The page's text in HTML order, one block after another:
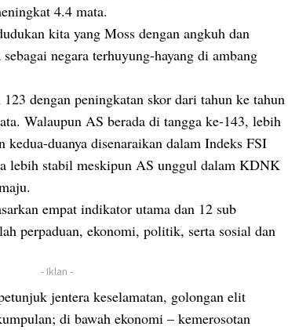
4.4 mata.
kita yang Moss dengan angkuh dan
negara terhuyung-hayang di ambang
dengan peningkatan skor dari tahun ke tahun
Walaupun AS berada di tangga ke-143, lebih
duanya disenaraikan dalam Indeks FSI
lebih stabil meskipun AS unggul dalam KDNK
empat indikator utama dan 12 sub
perpaduan, ekonomi, politik, serta sosial dan
- Iklan -
jentera keselamatan, golongan elit
di bawah ekonomi – kemerosotan